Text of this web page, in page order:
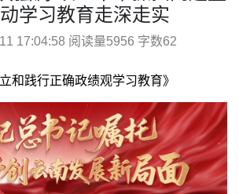
学习教育走深走实
17:04:58 阅读量5956 字数62
和践行正确政绩观学习教育》